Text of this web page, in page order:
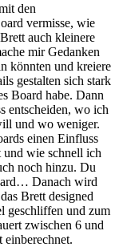
den
vermisse, wie
auch kleinere
mir Gedanken
könnten und kreiere
gestalten sich stark
Board habe. Dann
entscheiden, wo ich
und wo weniger.
einen Einfluss
und wie schnell ich
noch hinzu. Du
Danach wird
Brett designed
geschliffen und zum
zwischen 6 und
einberechnet.